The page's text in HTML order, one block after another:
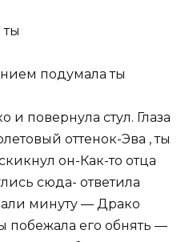
подумала ты
и повернула стул. Глаза
оттенок-Эва , ты
он-Как-то отца
сюда- ответила
минуту — Драко
побежала его обнять —